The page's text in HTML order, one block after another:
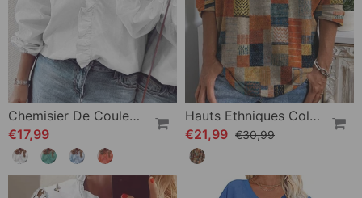
Chemisier De Couleur Unie À Manches Bouffantes
€17,99
Hauts Ethniques Colorés
€21,99 €30,99